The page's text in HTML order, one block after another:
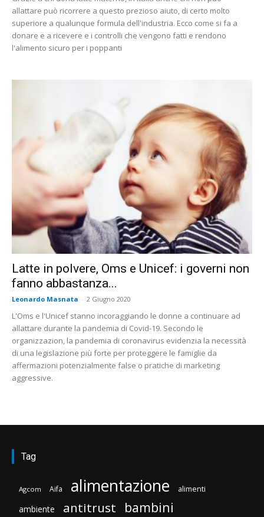
allattare può ricorrere a questo prezioso aiuto, di certo molto
superiore a qualunque formula dell'industria. Ecco come si fa a
donare e a ricevere e i controlli che vengono fatti e rendono
l'alimento sicuro per i poppanti
Latte in polvere, Oms e Unicef: i governi non
fanno abbastanza...
Leonardo Masnata - 2 Giugno 2020
L'Oms e l'Unicef stanno incoraggiando le donne a continuare ad
allattare durante la pandemia di Covid-19. Secondo le
organizzazion, la pandemia di coronavirus evidenzia la necessità
di una legislazione più forte per proteggere le famiglie da
affermazioni potenzialmente false o pratiche di marketing
aggressive.
Tag
Agcom Aifa alimentazione alimenti
ambiente antitrust bambini